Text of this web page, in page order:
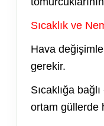
Sıcaklık ve
Hava
gerekir.
Sıcaklığa
ortam güllerde